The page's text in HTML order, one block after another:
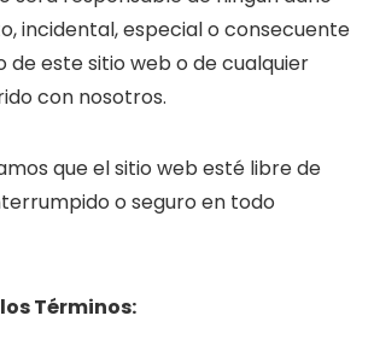
incidental, especial o consecuente
de este sitio web o de cualquier
con nosotros.
que el sitio web esté libre de
o seguro en todo
Términos: